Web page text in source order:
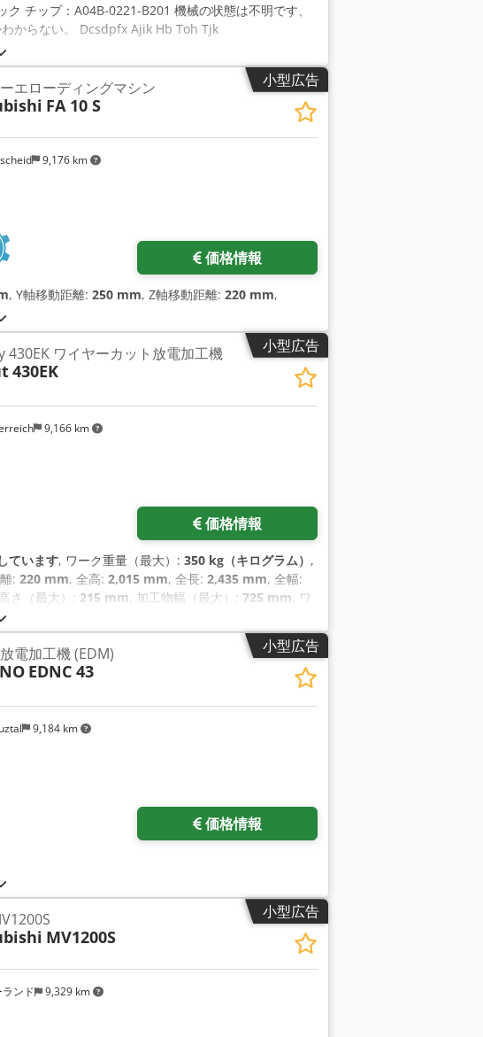
ク チップ：A04B-0221-B201 機械の状態は不明です、
からない。 Dcsdpfx Ajik Hb Toh Tjk
小型広告
9,176 km
エローディングマシン
FA 10 S
価格情報
, Y軸移動距離: 250 mm, Z軸移動距離: 220 mm,
小型広告
9,166 km
430EK ワイヤーカット放電加工機
430EK
価格情報
ています, ワーク重量（最大）: 350 kg（キログラム） ,
: 220 mm, 全高: 2,015 mm, 全長: 2,435 mm, 全幅:
さ（最大）: 215 mm, 加工物幅（最大）: 725 mm, ワ
）
小型広告
9,184 km
電加工機 (EDM)
EDNC 43
価格情報
小型広告
ンド 9,329 km
MV1200S